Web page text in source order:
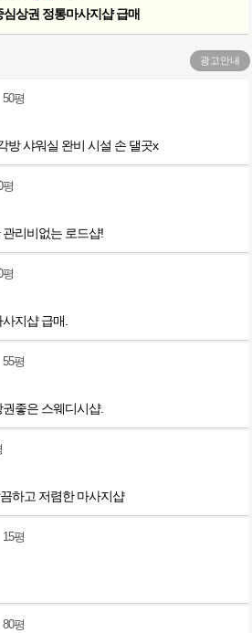
심상권 정통마사지샵 급매
광고안내
50평
방 샤워실 완비 시설 손 댈곳x
평
리비없는 로드샵!
평
지샵 급매.
55평
좋은 스웨디시샵.
하고 저렴한 마사지샵
15평
80평